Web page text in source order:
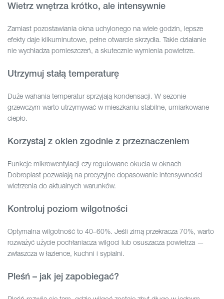
Wietrz wnętrza krótko, ale intensywnie
Zamiast pozostawiania okna uchylonego na wiele godzin, lepsze
efekty daje kilkuminutowe, pełne otwarcie skrzydła. Takie działanie
nie wychładza pomieszczeń, a skutecznie wymienia powietrze.
Utrzymuj stałą temperaturę
Duże wahania temperatur sprzyjają kondensacji. W sezonie
grzewczym warto utrzymywać w mieszkaniu stabilne, umiarkowane
ciepło.
Korzystaj z okien zgodnie z przeznaczeniem
Funkcje mikrowentylacji czy regulowane okucia w oknach
Dobroplast pozwalają na precyzyjne dopasowanie intensywności
wietrzenia do aktualnych warunków.
Kontroluj poziom wilgotności
Optymalna wilgotność to 40–60%. Jeśli zimą przekracza 70%, warto
rozważyć użycie pochłaniacza wilgoci lub osuszacza powietrza —
zwłaszcza w łazience, kuchni i sypialni.
Pleśń – jak jej zapobiegać?